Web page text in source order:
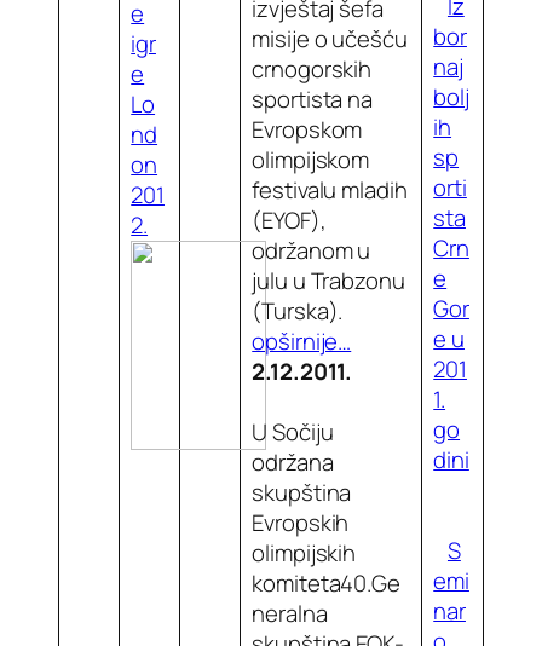
e
igr
e
Lo
nd
on
201
2.
izvještaj šefa
misije o učešću
crnogorskih
sportista na
Evropskom
olimpijskom
festivalu mladih
(EYOF),
održanom u
julu u Trabzonu
(Turska).
opširnije…
2.12.2011.
U Sočiju
održana
skupština
Evropskih
olimpijskih
komiteta40.Ge
neralna
bor
naj
bolj
ih
sp
orti
sta
Crn
e
Gor
e u
201
1.
go
dini
S
emi
nar